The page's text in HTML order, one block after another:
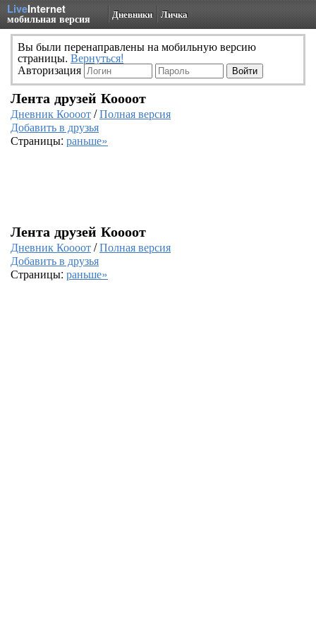
LiveInternet
мобильная версия Дневники Личка
Вы были перенаправлены на мобильную версию
страницы. Вернуться!
Авторизация
Лента друзей Коооот
Дневник Коооот/Полная версия
Добавить в друзья
Страницы: раньше»
Лента друзей Коооот
Дневник Коооот/Полная версия
Добавить в друзья
Страницы: раньше»